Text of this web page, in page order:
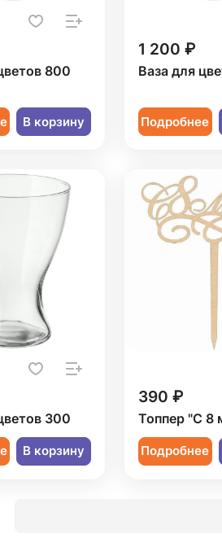
800
В корзину
1 200 ₽
Ваза для
Подробнее
300
В корзину
390 ₽
Топпер "С 8
Подробнее